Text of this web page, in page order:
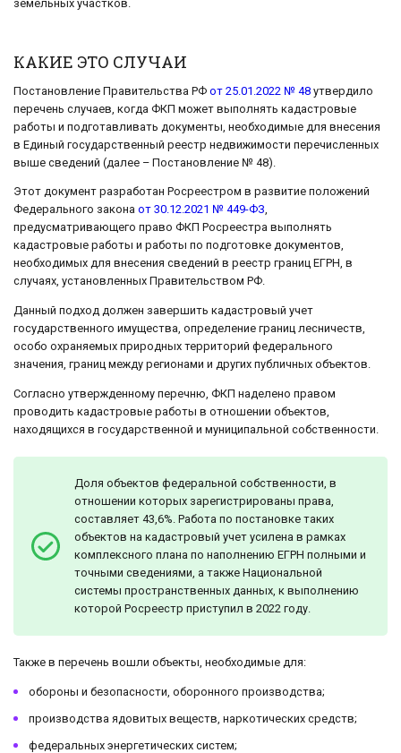
земельных участков.
КАКИЕ ЭТО СЛУЧАИ
Постановление Правительства РФ от 25.01.2022 № 48 утвердило
перечень случаев, когда ФКП может выполнять кадастровые
работы и подготавливать документы, необходимые для внесения
в Единый государственный реестр недвижимости перечисленных
выше сведений (далее – Постановление № 48).
Этот документ разработан Росреестром в развитие положений
Федерального закона от 30.12.2021 № 449-ФЗ,
предусматривающего право ФКП Росреестра выполнять
кадастровые работы и работы по подготовке документов,
необходимых для внесения сведений в реестр границ ЕГРН, в
случаях, установленных Правительством РФ.
Данный подход должен завершить кадастровый учет
государственного имущества, определение границ лесничеств,
особо охраняемых природных территорий федерального
значения, границ между регионами и других публичных объектов.
Согласно утвержденному перечню, ФКП наделено правом
проводить кадастровые работы в отношении объектов,
находящихся в государственной и муниципальной собственности.
Доля объектов федеральной собственности, в
отношении которых зарегистрированы права,
составляет 43,6%. Работа по постановке таких
объектов на кадастровый учет усилена в рамках
комплексного плана по наполнению ЕГРН полными и
точными сведениями, а также Национальной
системы пространственных данных, к выполнению
которой Росреестр приступил в 2022 году.
Также в перечень вошли объекты, необходимые для:
обороны и безопасности, оборонного производства;
производства ядовитых веществ, наркотических средств;
федеральных энергетических систем;